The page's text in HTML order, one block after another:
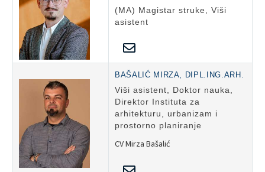
(MA) Magistar struke, Viši
asistent
BAŠALIĆ MIRZA, DIPL.ING.ARH.
Viši asistent, Doktor nauka,
Direktor Instituta za
arhitekturu, urbanizam i
prostorno planiranje
CV Mirza Bašalić